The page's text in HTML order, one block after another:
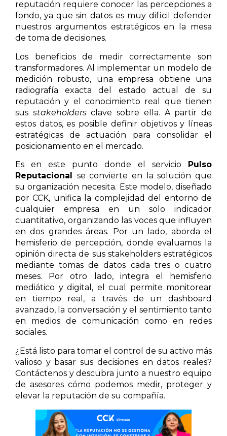
reputación requiere conocer las percepciones a
fondo, ya que sin datos es muy difícil defender
nuestros argumentos estratégicos en la mesa
de toma de decisiones.
Los beneficios de medir correctamente son
transformadores. Al implementar un modelo de
medición robusto, una empresa obtiene una
radiografía exacta del estado actual de su
reputación y el conocimiento real que tienen
sus stakeholdersclave sobre ella. A partir de
estos datos, es posible definir objetivos y líneas
estratégicas de actuación para consolidar el
posicionamiento en el mercado.
Es en este punto donde el servicio Pulso
Reputacional se convierte en la solución que
su organización necesita. Este modelo, diseñado
por CCK, unifica la complejidad del entorno de
cualquier empresa en un solo indicador
cuantitativo, organizando las voces que influyen
en dos grandes áreas. Por un lado, aborda el
hemisferio de percepción, donde evaluamos la
opinión directa de sus stakeholders estratégicos
mediante tomas de datos cada tres o cuatro
meses. Por otro lado, integra el hemisferio
mediático y digital, el cual permite monitorear
en tiempo real, a través de un dashboard
avanzado, la conversación y el sentimiento tanto
en medios de comunicación como en redes
sociales.
¿Está listo para tomar el control de su activo más
valioso y basar sus decisiones en datos reales?
Contáctenos y descubra junto a nuestro equipo
de asesores cómo podemos medir, proteger y
elevar la reputación de su compañía.